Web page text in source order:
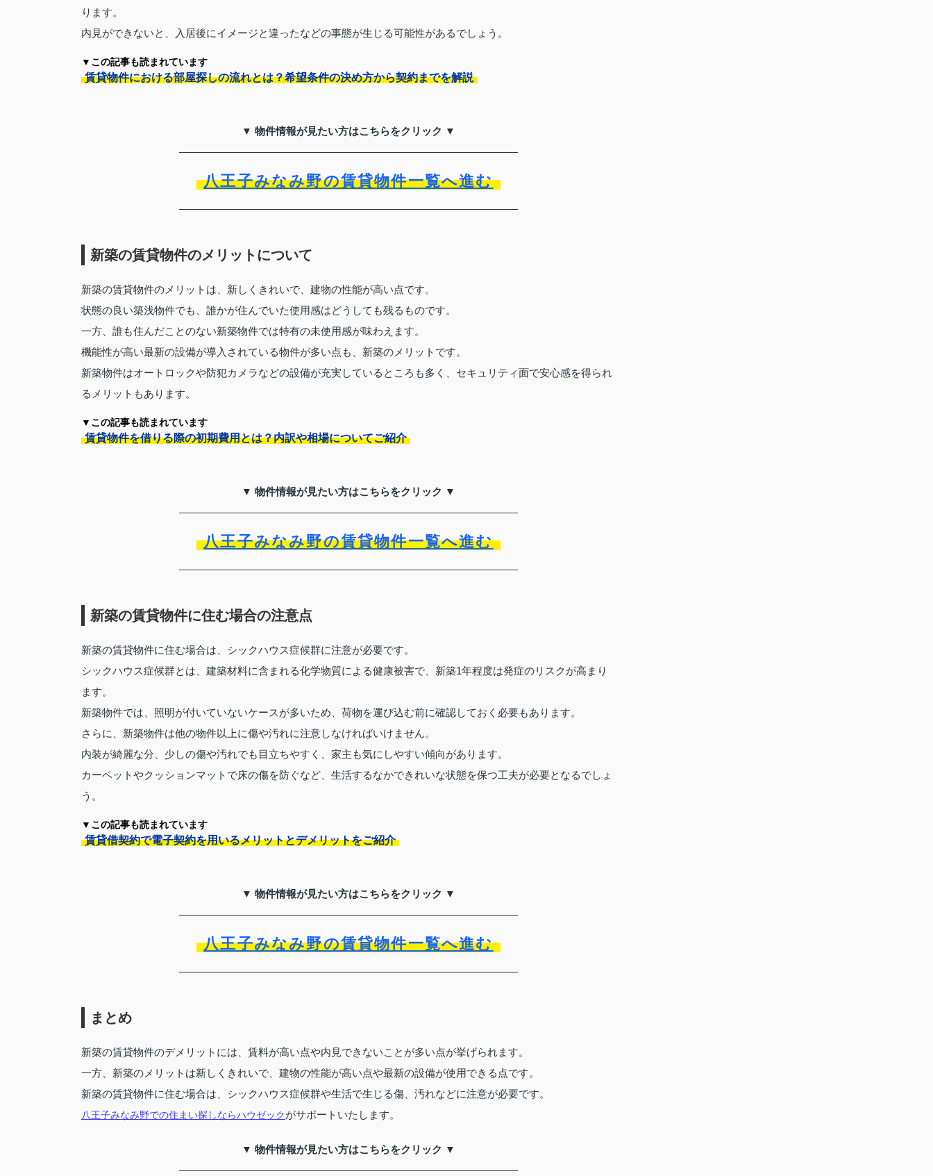
ります。
内見ができないと、入居後にイメージと違ったなどの事態が生じる可能性があるでしょう。
▼この記事も読まれています
賃貸物件における部屋探しの流れとは？希望条件の決め方から契約までを解説
▼ 物件情報が見たい方はこちらをクリック ▼
八王子みなみ野の賃貸物件一覧へ進む
新築の賃貸物件のメリットについて
新築の賃貸物件のメリットは、新しくきれいで、建物の性能が高い点です。
状態の良い築浅物件でも、誰かが住んでいた使用感はどうしても残るものです。
一方、誰も住んだことのない新築物件では特有の未使用感が味わえます。
機能性が高い最新の設備が導入されている物件が多い点も、新築のメリットです。
新築物件はオートロックや防犯カメラなどの設備が充実しているところも多く、セキュリティ面で安心感を得られ
るメリットもあります。
▼この記事も読まれています
賃貸物件を借りる際の初期費用とは？内訳や相場についてご紹介
▼ 物件情報が見たい方はこちらをクリック ▼
八王子みなみ野の賃貸物件一覧へ進む
新築の賃貸物件に住む場合の注意点
新築の賃貸物件に住む場合は、シックハウス症候群に注意が必要です。
シックハウス症候群とは、建築材料に含まれる化学物質による健康被害で、新築1年程度は発症のリスクが高まり
ます。
新築物件では、照明が付いていないケースが多いため、荷物を運び込む前に確認しておく必要もあります。
さらに、新築物件は他の物件以上に傷や汚れに注意しなければいけません。
内装が綺麗な分、少しの傷や汚れでも目立ちやすく、家主も気にしやすい傾向があります。
カーペットやクッションマットで床の傷を防ぐなど、生活するなかできれいな状態を保つ工夫が必要となるでしょ
う。
▼この記事も読まれています
賃貸借契約で電子契約を用いるメリットとデメリットをご紹介
▼ 物件情報が見たい方はこちらをクリック ▼
八王子みなみ野の賃貸物件一覧へ進む
まとめ
新築の賃貸物件のデメリットには、賃料が高い点や内見できないことが多い点が挙げられます。
一方、新築のメリットは新しくきれいで、建物の性能が高い点や最新の設備が使用できる点です。
新築の賃貸物件に住む場合は、シックハウス症候群や生活で生じる傷、汚れなどに注意が必要です。
八王子みなみ野での住まい探しならハウゼックがサポートいたします。
▼ 物件情報が見たい方はこちらをクリック ▼